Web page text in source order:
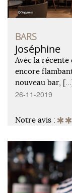
BARS
Joséphine
Avec la
encore
nouveau bar,
26-11-2019
Notre avis :